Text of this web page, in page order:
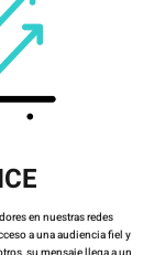
en nuestras redes
a una audiencia fiel y